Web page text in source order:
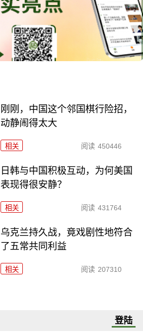
刚刚，中国这个邻国棋行险招，
动静闹得太大
相关 阅读 450446
日韩与中国积极互动，为何美国
表现得很安静？
相关 阅读 431764
乌克兰持久战，竟戏剧性地符合
了五常共同利益
相关 阅读 207310
登陆